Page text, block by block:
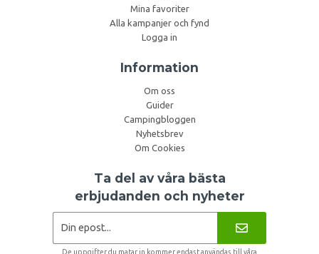
Mina favoriter
Alla kampanjer och fynd
Logga in
Information
Om oss
Guider
Campingbloggen
Nyhetsbrev
Om Cookies
Ta del av våra bästa
erbjudanden och nyheter
De uppgifter du matar in kommer endast användas till våra